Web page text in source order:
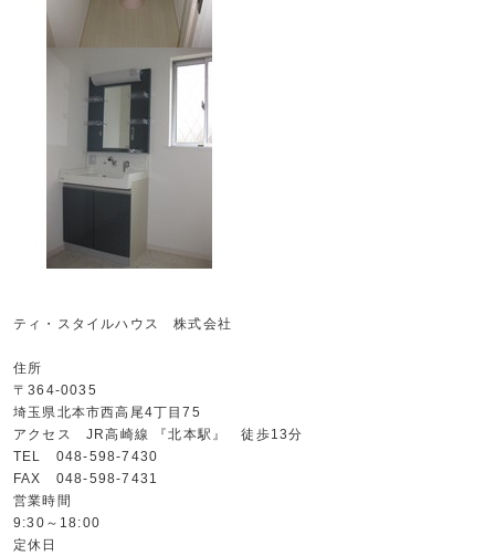
ティ・スタイルハウス 株式会社
住所
〒364-0035
埼玉県北本市西高尾4丁目75
アクセス JR高崎線 『北本駅』 徒歩13分
TEL 048-598-7430
FAX 048-598-7431
営業時間
9:30～18:00
定休日